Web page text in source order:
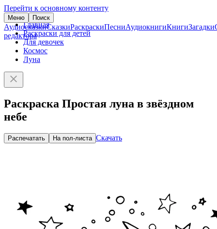
Перейти к основному контенту
Меню Поиск
АудиосказкиСказкиРаскраскиПесниАудиокнигиКнигиЗагадки
редактора
Главная
Раскраски для детей
Для девочек
Космос
Луна
Раскраска Простая луна в звёздном
небе
Распечатать На пол-листа Скачать